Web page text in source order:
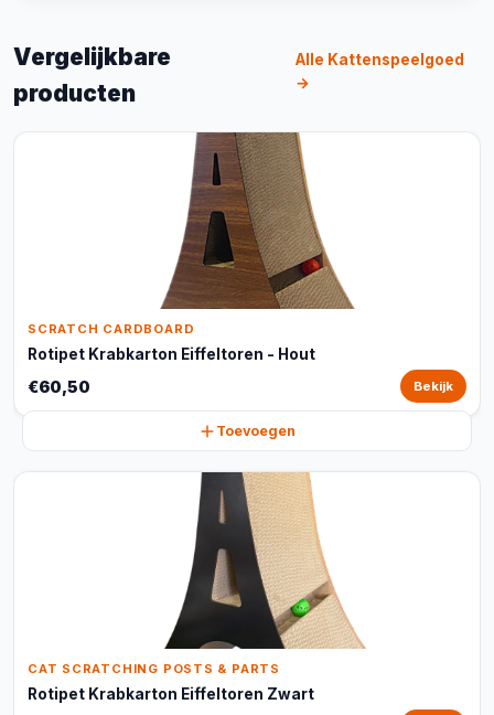
Vergelijkbare
producten
Alle Kattenspeelgoed
→
SCRATCH CARDBOARD
Rotipet Krabkarton Eiffeltoren - Hout
€60,50 Bekijk
Toevoegen
CAT SCRATCHING POSTS & PARTS
Rotipet Krabkarton Eiffeltoren Zwart